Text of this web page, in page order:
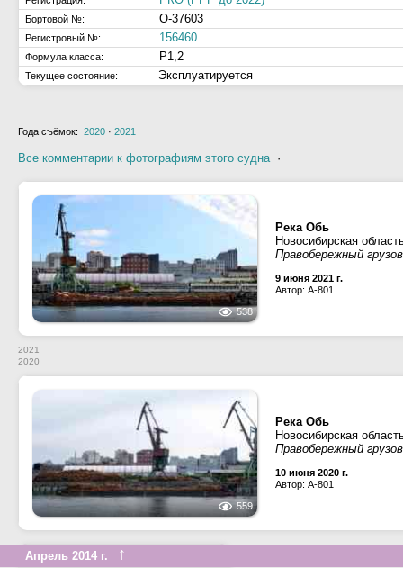
Бортовой №: О-37603
Регистровый №: 156460
Формула класса: Р1,2
Текущее состояние: Эксплуатируется
Года съёмок: 2020 · 2021
Все комментарии к фотографиям этого судна·
538
Река Обь
Новосибирская
Правобережный
9 июня 2021 г.
Автор: A-801
2021
2020
559
Река Обь
Новосибирская
Правобережный
10 июня 2020 г.
Автор: A-801
Апрель 2014 г. ↑